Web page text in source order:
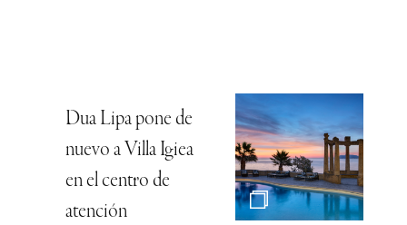
Dua Lipa pone de
nuevo a Villa Igiea
en el centro de
atención